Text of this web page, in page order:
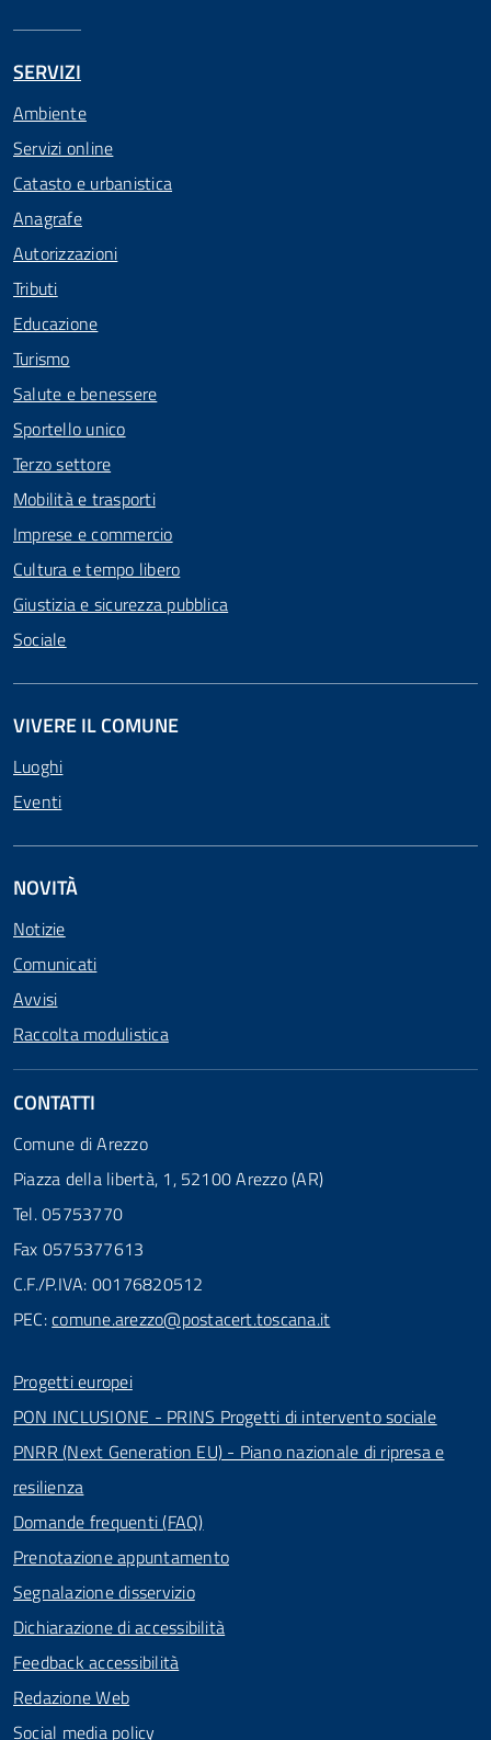
SERVIZI
Ambiente
Servizi online
Catasto e urbanistica
Anagrafe
Autorizzazioni
Tributi
Educazione
Turismo
Salute e benessere
Sportello unico
Terzo settore
Mobilità e trasporti
Imprese e commercio
Cultura e tempo libero
Giustizia e sicurezza pubblica
Sociale
VIVERE IL COMUNE
Luoghi
Eventi
NOVITÀ
Notizie
Comunicati
Avvisi
Raccolta modulistica
CONTATTI
Comune di Arezzo
Piazza della libertà, 1, 52100 Arezzo (AR)
Tel. 05753770
Fax 0575377613
C.F./P.IVA: 00176820512
PEC:comune.arezzo@postacert.toscana.it
Progetti europei
PON INCLUSIONE - PRINS Progetti di intervento sociale
PNRR (Next Generation EU) - Piano nazionale di ripresa e
resilienza
Domande frequenti (FAQ)
Prenotazione appuntamento
Segnalazione disservizio
Dichiarazione di accessibilità
Feedback accessibilità
Redazione Web
Social media policy